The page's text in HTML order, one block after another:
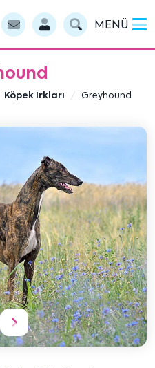
MENÜ
Köpek Irkları Greyhound
Sonraki
içeriği